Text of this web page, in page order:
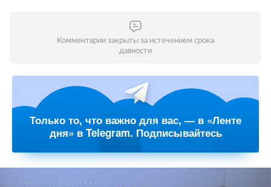
Комментарии закрыты за истечением срока
давности
Только то, что важно для вас, — в «Ленте
дня» в Telegram. Подписывайтесь